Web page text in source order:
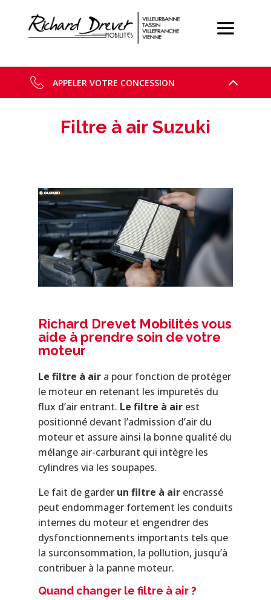
APPELER VOTRE CONCESSION
Filtre à air Suzuki
Richard Drevet Mobilités vous
aide à prendre soin de votre
moteur
Le filtre à aira pour fonction de protéger
le moteur en retenant les impuretés du
flux d’air entrant. Le filtre à airest
positionné devant l’admission d’air du
moteur et assure ainsi la bonne qualité du
mélange air-carburant qui intègre les
cylindres via les soupapes.
Le fait de garder un filtre à airencrassé
peut endommager fortement les conduits
internes du moteur et engendrer des
dysfonctionnements importants tels que
la surconsommation, la pollution, jusqu’à
contribuer à la panne moteur.
Quand changer le filtre à air ?